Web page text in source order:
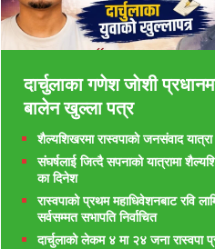
दार्चुलाका गणेश जाेशी
बालेन खुल्ला पत्र
शैल्यशिखरमा रास्वपाकाे जनसंवाद
संघर्षलाई जित्दै सपनाको यात्रामा
का दिनेश
रास्वपाको प्रथम महाधिवेशनबाट रवि
सर्वसम्मत सभापति निर्वाचित
दार्चुलाको लेकम ४ मा २४ जना रास्वपा